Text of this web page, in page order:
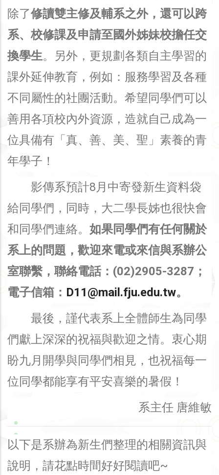
除了修讀雙主修及輔系之外，還可以跨
系、校修課及申請至國外姊妹校擔任交
換學生。另外，更規劃各類自主學習的
課外延伸教育，例如：服務學習及各種
不同屬性的社團活動。希望同學們可以
善用各項校內外資源，造就自己成為一
位具備有「真、善、美、聖」素養的青
年學子！
影傳系預計8月中寄發新生資料袋
給同學們，同時，大二學長姊也很快會
和同學們連絡。 如果同學們有任何關於
系上的問題，歡迎來電或來信與系辦公
室聯繫，聯絡電話：(02)2905-3287；
電子信箱： D11@mail.fju.edu.tw。
最後，謹代表系上全體師生為同學
們獻上深深的祝福與歡迎之情。衷心期
盼九月開學與同學們相見，也祝福每一
位同學都能享有平安喜樂的暑假！
系主任 唐維敏
以下是系辦為新生們整理的相關資訊與
說明，請花點時間好好閱讀吧~